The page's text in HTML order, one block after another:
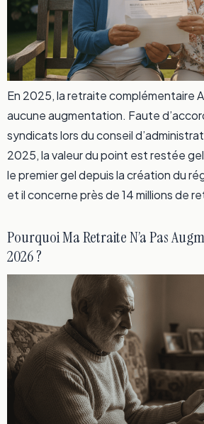
En 2025, la retraite complémentaire
aucune augmentation. Faute
syndicats lors du conseil
2025, la valeur du point est restée
le premier gel depuis la création du
et il concerne près de 14 millions de
Pourquoi Ma Retraite N’a Pas
2026 ?